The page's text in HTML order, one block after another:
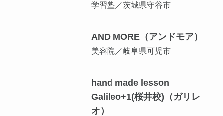
学習塾／茨城県守谷市
AND MORE（アンドモア）
美容院／岐阜県可児市
hand made lesson
Galileo+1(桜井校)（ガリレ
オ）